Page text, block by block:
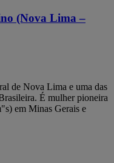
(Nova Lima –
de Nova Lima e uma das
É mulher pioneira
em Minas Gerais e